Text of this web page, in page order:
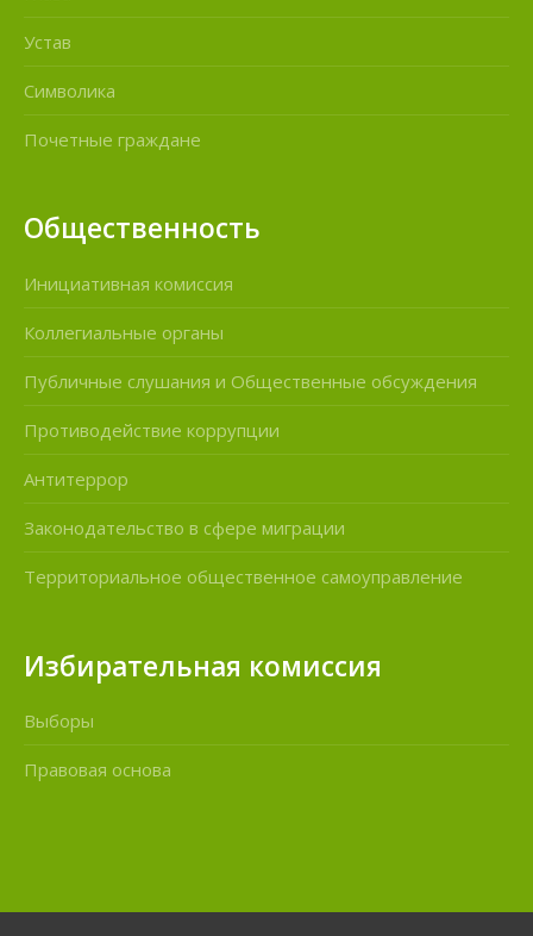
Устав
Символика
Почетные граждане
Общественность
Инициативная комиссия
Коллегиальные органы
Публичные слушания и Общественные обсуждения
Противодействие коррупции
Антитеррор
Законодательство в сфере миграции
Территориальное общественное самоуправление
Избирательная комиссия
Выборы
Правовая основа